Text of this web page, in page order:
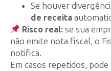
Se houver
de receita
Risco real: se sua
não emite nota fiscal, o
notifica.
Em casos repetidos, pode